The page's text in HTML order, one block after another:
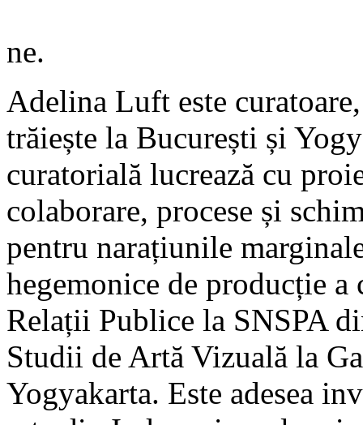
ne.
Adelina Luft este
trăiește la București și
curatorială lucrează cu
colaborare, procese și
pentru narațiunile
hegemonice de producție
Relații Publice la SNSPA
Studii de Artă Vizuală la
Yogyakarta. Este adesea